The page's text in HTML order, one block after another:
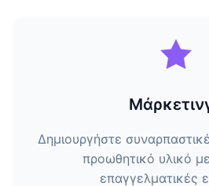
Δημιουργήστε
προωθητικό υλικό
επαγγελματικές